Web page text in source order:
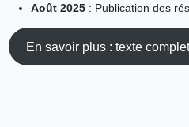
Août 2025: Publication des
En savoir plus : texte